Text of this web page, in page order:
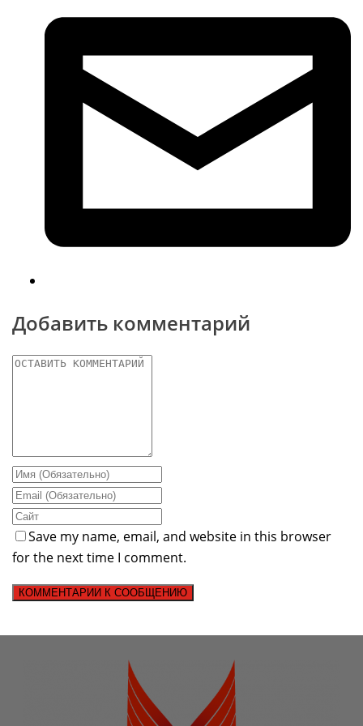
Добавить комментарий
Save my name, email, and website in this browser
for the next time I comment.